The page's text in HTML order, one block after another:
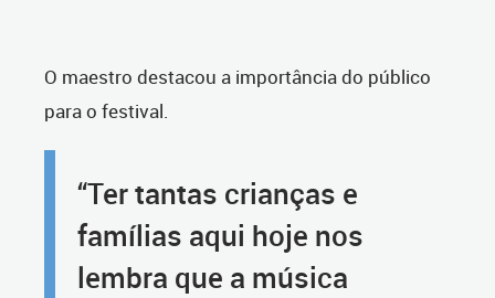
O maestro destacou a importância do público
para o festival.
“Ter tantas crianças e
famílias aqui hoje nos
lembra que a música